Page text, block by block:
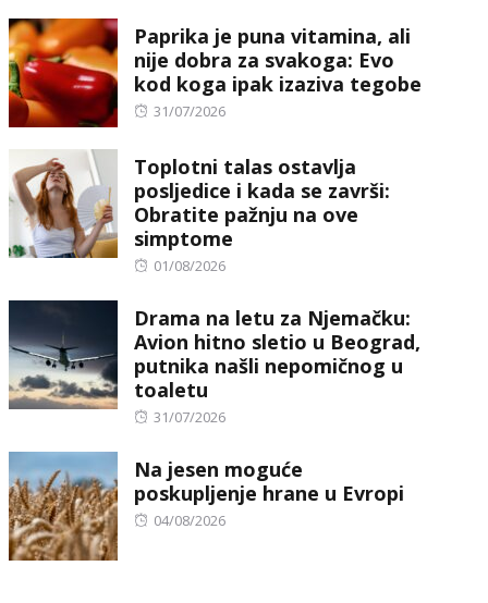
Paprika je puna vitamina, ali
nije dobra za svakoga: Evo
kod koga ipak izaziva tegobe
Posted
31/07/2026
Toplotni talas ostavlja
posljedice i kada se završi:
Obratite pažnju na ove
simptome
Posted
01/08/2026
Drama na letu za Njemačku:
Avion hitno sletio u Beograd,
putnika našli nepomičnog u
toaletu
Posted
31/07/2026
Na jesen moguće
poskupljenje hrane u Evropi
Posted
04/08/2026